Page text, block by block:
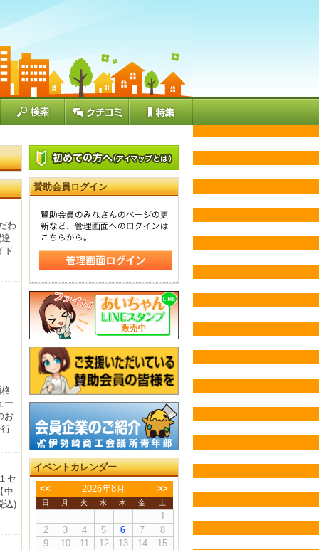
わ
ド
ー
お
セ
中
込)
賛助会員ログイン
イベントカレンダー
<<
2026年8月 >>
日 月 火 水 木 金 土
1
2
3 4 5 6 7
8
9
10 11 12 13 14
15